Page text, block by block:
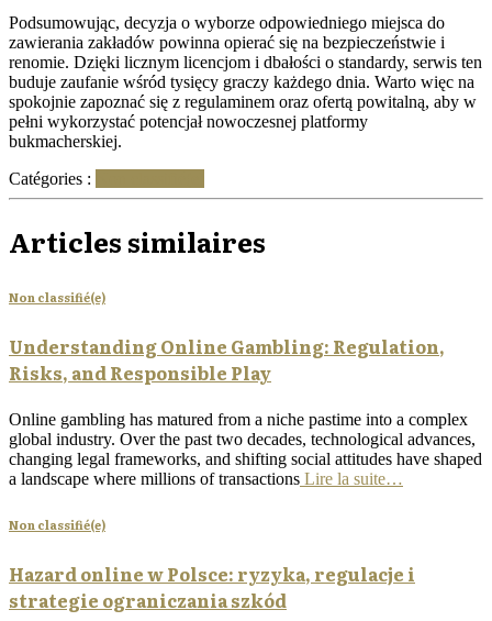
Podsumowując, decyzja o wyborze odpowiedniego miejsca do
zawierania zakładów powinna opierać się na bezpieczeństwie i
renomie. Dzięki licznym licencjom i dbałości o standardy, serwis ten
buduje zaufanie wśród tysięcy graczy każdego dnia. Warto więc na
spokojnie zapoznać się z regulaminem oraz ofertą powitalną, aby w
pełni wykorzystać potencjał nowoczesnej platformy
bukmacherskiej.
Catégories :
Articles similaires
Non classifié(e)
Understanding Online Gambling: Regulation,
Risks, and Responsible Play
Online gambling has matured from a niche pastime into a complex
global industry. Over the past two decades, technological advances,
changing legal frameworks, and shifting social attitudes have shaped
a landscape where millions of transactions Lire la suite…
Non classifié(e)
Hazard online w Polsce: ryzyka, regulacje i
strategie ograniczania szkód